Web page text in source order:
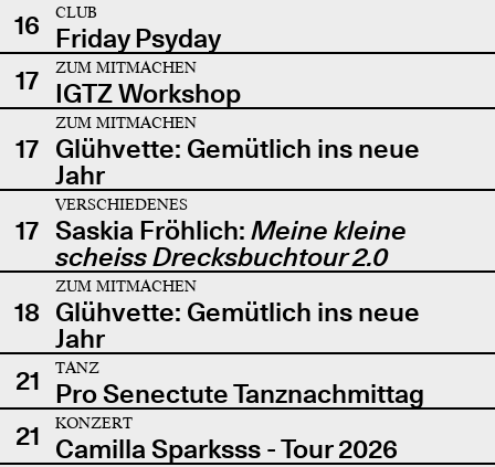
16
CLUB
Friday Psyday
17
ZUM MITMACHEN
IGTZ Workshop
17
ZUM MITMACHEN
Glühvette: Gemütlich ins neue
Jahr
17
VERSCHIEDENES
Saskia Fröhlich: Meine kleine
scheiss Drecksbuchtour 2.0
18
ZUM MITMACHEN
Glühvette: Gemütlich ins neue
Jahr
21
TANZ
Pro Senectute Tanznachmittag
21
KONZERT
Camilla Sparksss - Tour 2026